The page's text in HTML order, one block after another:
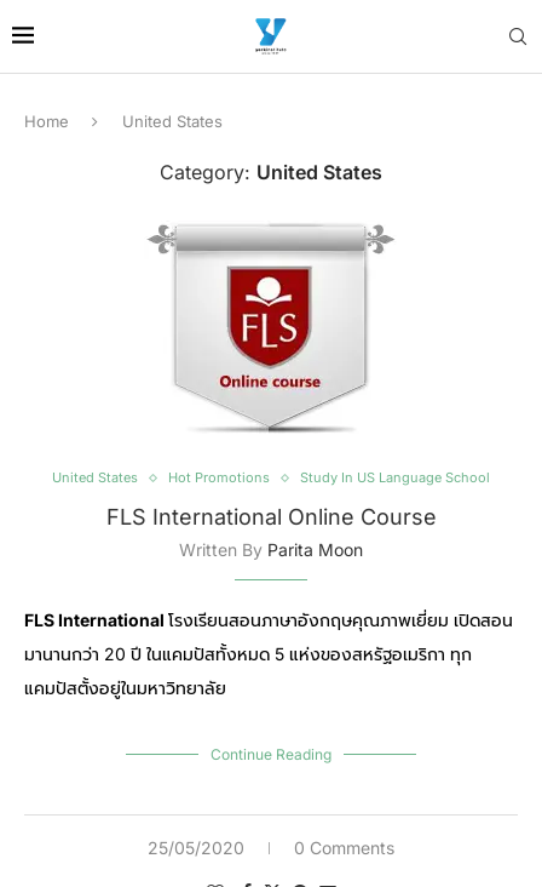
Home United States
Category: United States
United States Hot Promotions Study In US Language School
FLS International Online Course
Written By Parita Moon
FLS International โรงเรียนสอนภาษาอังกฤษคุณภาพเยี่ยม เปิดสอน
มานานกว่า 20 ปี ในแคมปัสทั้งหมด 5 แห่งของสหรัฐอเมริกา ทุก
แคมปัสตั้งอยู่ในมหาวิทยาลัย
Continue Reading
25/05/2020 0 Comments